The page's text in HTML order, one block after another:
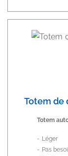
Totem de
Totem
Léger
Pas